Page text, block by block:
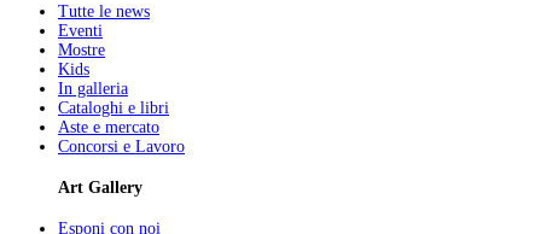
Tutte le news
Eventi
Mostre
Kids
In galleria
Cataloghi e libri
Aste e mercato
Concorsi e Lavoro
Art Gallery
Esponi con noi